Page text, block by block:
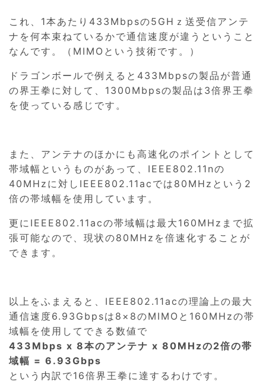
これ、1本あたり433Mbpsの5GHｚ送受信アンテ
ナを何本束ねているかで通信速度が違うということ
なんです。（MIMOという技術です。）
ドラゴンボールで例えると433Mbpsの製品が普通
の界王拳に対して、1300Mbpsの製品は3倍界王拳
を使っている感じです。
また、アンテナのほかにも高速化のポイントとして
帯域幅というものがあって、IEEE802.11nの
40MHzに対しIEEE802.11acでは80MHzという2
倍の帯域幅を使用しています。
更にIEEE802.11acの帯域幅は最大160MHzまで拡
張可能なので、現状の80MHzを倍速化することが
できます。
以上をふまえると、IEEE802.11acの理論上の最大
通信速度6.93Gbpsは8×8のMIMOと160MHzの帯
域幅を使用してできる数値で
433Mbps x 8本のアンテナ x 80MHzの2倍の帯
域幅 = 6.93Gbps
という内訳で16倍界王拳に達するわけです。